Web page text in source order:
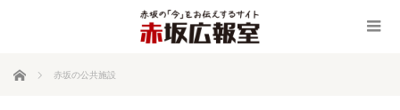
ホーム 赤坂の公共施設